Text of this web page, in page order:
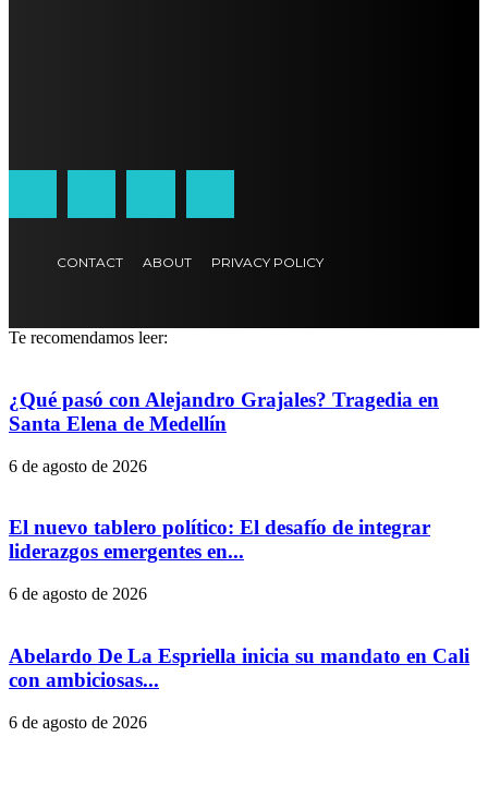
CONTACT ABOUT PRIVACY POLICY
Te recomendamos leer:
¿Qué pasó con Alejandro Grajales? Tragedia en
Santa Elena de Medellín
6 de agosto de 2026
El nuevo tablero político: El desafío de integrar
liderazgos emergentes en...
6 de agosto de 2026
Abelardo De La Espriella inicia su mandato en Cali
con ambiciosas...
6 de agosto de 2026